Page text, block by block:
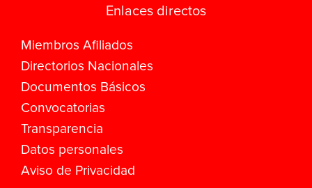
Enlaces directos
Miembros Afiliados
Directorios Nacionales
Documentos Básicos
Convocatorias
Transparencia
Datos personales
Aviso de Privacidad